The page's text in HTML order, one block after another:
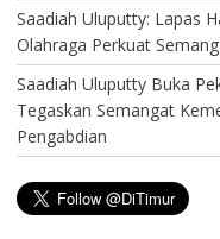
Saadiah Uluputty: Lapas
Olahraga Perkuat
Saadiah Uluputty Buka
Tegaskan Semangat
Pengabdian